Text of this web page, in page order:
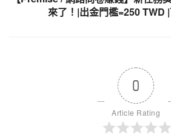
來了！|出金門檻=250 TWD
0
Article Rating